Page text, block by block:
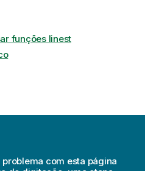
funções linest
com esta página